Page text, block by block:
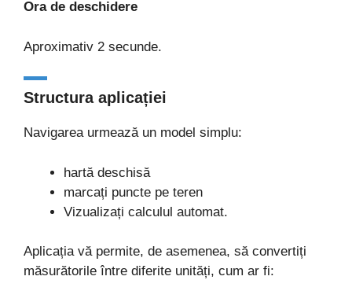
Ora de deschidere
Aproximativ 2 secunde.
Structura aplicației
Navigarea urmează un model simplu:
hartă deschisă
marcați puncte pe teren
Vizualizați calculul automat.
Aplicația vă permite, de asemenea, să convertiți
măsurătorile între diferite unități, cum ar fi: